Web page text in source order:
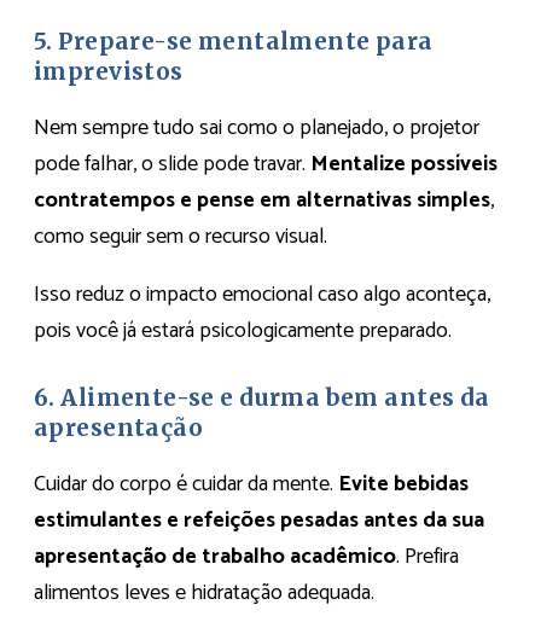
5. Prepare-se mentalmente para
imprevistos
Nem sempre tudo sai como o planejado, o projetor
pode falhar, o slide pode travar. Mentalize possíveis
contratempos e pense em alternativas simples,
como seguir sem o recurso visual.
Isso reduz o impacto emocional caso algo aconteça,
pois você já estará psicologicamente preparado.
6. Alimente-se e durma bem antes da
apresentação
Cuidar do corpo é cuidar da mente. Evite bebidas
estimulantes e refeições pesadas antes da sua
apresentação de trabalho acadêmico. Prefira
alimentos leves e hidratação adequada.